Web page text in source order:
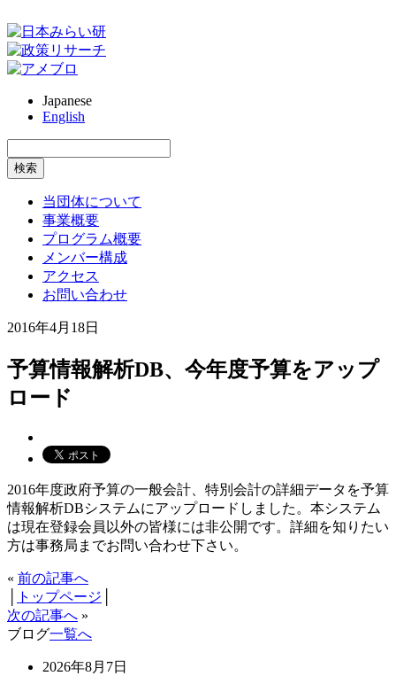
Japanese
English
当団体について
事業概要
プログラム概要
メンバー構成
アクセス
お問い合わせ
2016年4月18日
予算情報解析DB、今年度予算をアップ
ロード
2016年度政府予算の一般会計、特別会計の詳細データを予算
情報解析DBシステムにアップロードしました。本システム
は現在登録会員以外の皆様には非公開です。詳細を知りたい
方は事務局までお問い合わせ下さい。
« 前の記事へ
トップページ
次の記事へ »
ブログ一覧へ
2026年8月7日